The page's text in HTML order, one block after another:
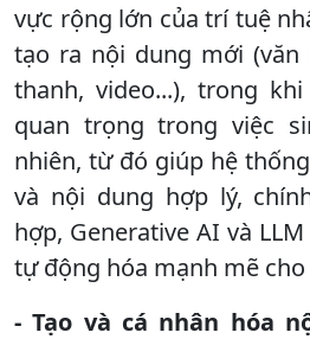
vực rộng lớn của trí tuệ
tạo ra nội dung mới (văn
thanh, video...), trong
quan trọng trong việc
nhiên, từ đó giúp hệ
và nội dung hợp lý,
hợp, Generative AI và
tự động hóa mạnh mẽ
- Tạo và cá nhân hóa